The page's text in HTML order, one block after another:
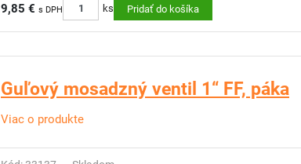
9,85 € s DPH ks Pridať do košíka
Guľový mosadzný ventil 1“ FF, páka
Viac o produkte